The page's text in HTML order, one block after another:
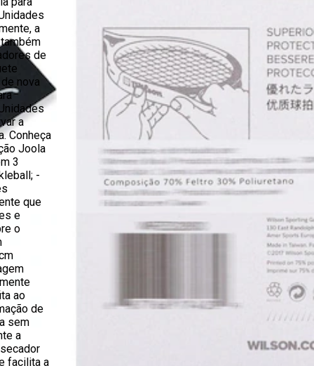
a
de
nova
a
Conheça
Joola
3
-
que
e
o
ao
de
sem
a
facilita a